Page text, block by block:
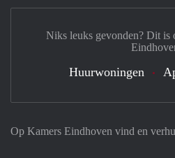
Op Kamers Eindhoven vind en
Niks leuks gevonden? Dit is
Huurwoningen